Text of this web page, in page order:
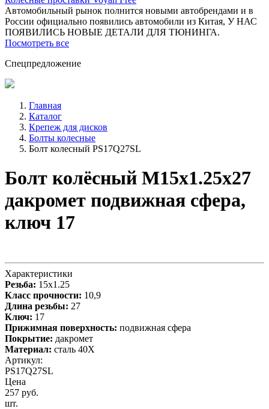
Автомобильный рынок полнится новыми автобрендами и в
России официально появились автомобили из Китая, У НАС
ПОЯВИЛИСЬ НОВЫЕ ДЕТАЛИ ДЛЯ ТЮНИНГА.
Посмотреть все
Спецпредложение
Главная
Каталог
Крепеж для дисков
Болты колесные
Болт колесный PS17Q27SL
Болт колёсный М15x1.25x27
дакромет подвижная сфера,
ключ 17
Характеристики
Резьба: 15x1.25
Класс прочности: 10,9
Длина резьбы: 27
Ключ: 17
Прижимная поверхность: подвижная сфера
Покрытие: дакромет
Материал: сталь 40X
Артикул:
PS17Q27SL
Цена
257 руб.
шт.